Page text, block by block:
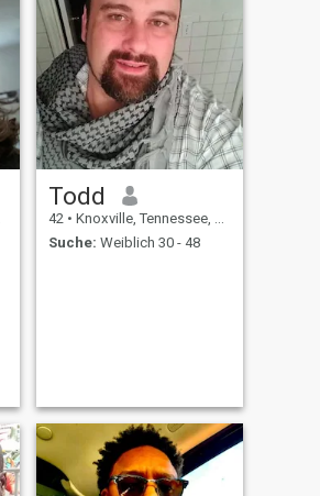
Todd
42 • Knoxville, Tennessee, USA
Suche: Weiblich 30 - 48